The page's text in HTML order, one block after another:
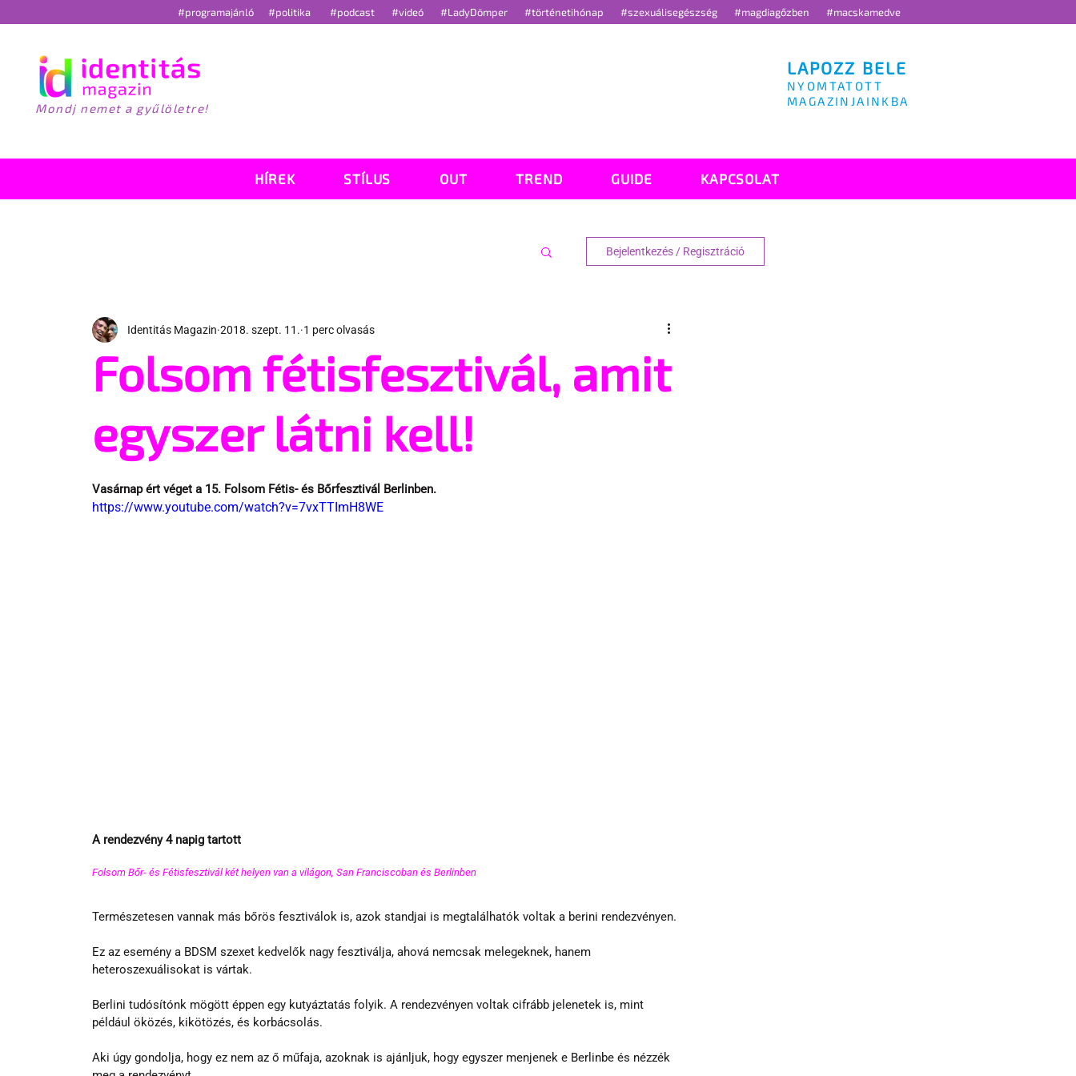
#programajánló #politika #podcast #videó #LadyDömper #történetihónap #szexuálisegészség #magdiagőzben #macskamedve
Mondj nemet a gyűlöletre!
LAPOZZ BELE
NYOMTATOTT
MAGAZINJAINKBA
HÍREK STÍLUS OUT TREND GUIDE KAPCSOLAT
Bejelentkezés / Regisztráció
Folsom fétisfesztivál, amit
egyszer látni kell!
Identitás Magazin 2018. szept. 11. 1 perc olvasás
Vasárnap ért véget a 15. Folsom Fétis- és Bőrfesztivál Berlinben.
https://www.youtube.com/watch?v=7vxTTImH8WE
A rendezvény 4 napig tartott
Folsom Bőr- és Fétisfesztivál két helyen van a világon, San Franciscoban és Berlinben
Természetesen vannak más bőrös fesztiválok is, azok standjai is megtalálhatók voltak a berini rendezvényen.
Ez az esemény a BDSM szexet kedvelők nagy fesztiválja, ahová nemcsak melegeknek, hanem
heteroszexuálisokat is vártak.
Berlini tudósítónk mögött éppen egy kutyáztatás folyik. A rendezvényen voltak cifrább jelenetek is, mint
például öközés, kikötözés, és korbácsolás.
Aki úgy gondolja, hogy ez nem az ő műfaja, azoknak is ajánljuk, hogy egyszer menjenek e Berlinbe és nézzék